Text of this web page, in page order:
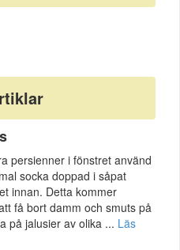
persienner i fönstret använd
socka doppad i såpat
innan. Detta kommer
få bort damm och smuts på
på jalusier av olika ... Läs